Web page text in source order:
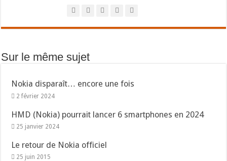
Sur le même sujet
Nokia disparaît… encore une fois
2 février 2024
HMD (Nokia) pourrait lancer 6 smartphones en 2024
25 janvier 2024
Le retour de Nokia officiel
25 juin 2015